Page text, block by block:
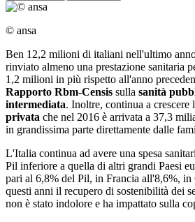
© ansa
Ben 12,2 milioni di italiani nell'ultimo
rinviato almeno una prestazione sanitaria
1,2 milioni in più rispetto all'anno
Rapporto Rbm-Censis sulla sanità
intermediata. Inoltre, continua a crescere
privata che nel 2016 è arrivata a 37,3
in grandissima parte direttamente dalle
L'Italia continua ad avere una spesa
Pil inferiore a quella di altri grandi Paesi
pari al 6,8% del Pil, in Francia all'8,6%, in
questi anni il recupero di sostenibilità dei
non è stato indolore e ha impattato sulla